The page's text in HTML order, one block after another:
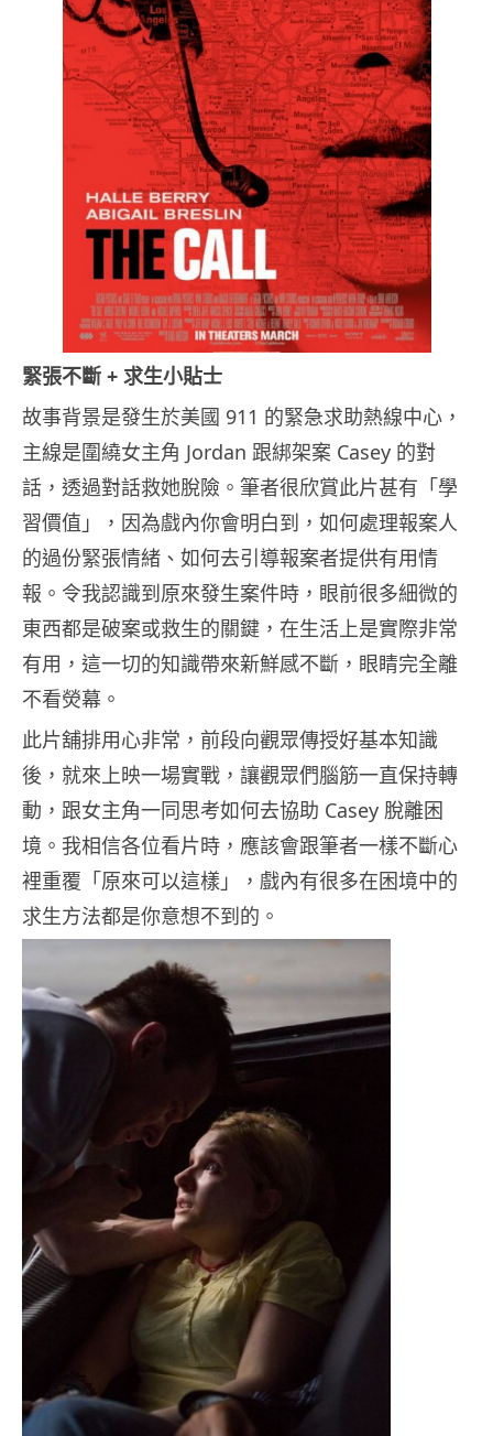
緊張不斷 + 求生小貼士
故事背景是發生於美國 911 的緊急求助熱線中心，
主線是圍繞女主角 Jordan 跟綁架案 Casey 的對
話，透過對話救她脫險。筆者很欣賞此片甚有「學
習價值」，因為戲內你會明白到，如何處理報案人
的過份緊張情緒、如何去引導報案者提供有用情
報。令我認識到原來發生案件時，眼前很多細微的
東西都是破案或救生的關鍵，在生活上是實際非常
有用，這一切的知識帶來新鮮感不斷，眼睛完全離
不看熒幕。
此片舖排用心非常，前段向觀眾傳授好基本知識
後，就來上映一場實戰，讓觀眾們腦筋一直保持轉
動，跟女主角一同思考如何去協助 Casey 脫離困
境。我相信各位看片時，應該會跟筆者一樣不斷心
裡重覆「原來可以這樣」，戲內有很多在困境中的
求生方法都是你意想不到的。